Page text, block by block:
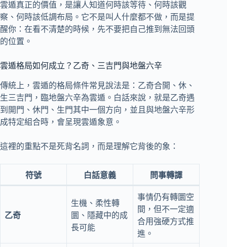
雲遁真正的價值，是讓人知道何時該等待、何時該觀
察、何時該低調布局。它不是叫人什麼都不做，而是提
醒你：在看不清楚的時候，先不要把自己推到無法回頭
的位置。
雲遁格局如何成立？乙奇、三吉門與地盤六辛
傳統上，雲遁的格局條件常見說法是：乙奇合開、休、
生三吉門，臨地盤六辛為雲遁。白話來說，就是乙奇遇
到開門、休門、生門其中一個方向，並且與地盤六辛形
成特定組合時，會呈現雲遁象意。
這裡的重點不是死背名詞，而是理解它背後的象：
符號 白話意義 問事轉譯
乙奇
生機、柔性轉
圜、隱藏中的成
長可能
事情仍有轉圜空
間，但不一定適
合用強硬方式推
進。